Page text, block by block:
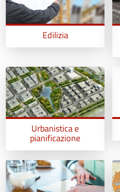
Edilizia
Urbanistica e
pianificazione